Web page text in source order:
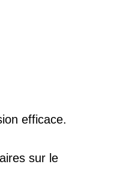
efficace.
sur le